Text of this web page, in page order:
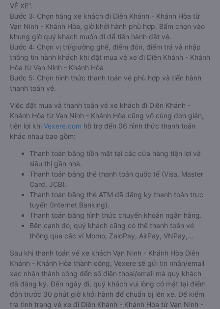
VÉ XE”.
Bước 3: Chọn hãng xe khách đi Diên Khánh - Khánh Hòa từ
Vạn Ninh - Khánh Hòa, giờ khởi hành phù hợp. Bấm chọn vào
khung giờ quý khách muốn đi để tiến hành đặt vé.
Bước 4: Chọn vị trí/giường ghế, điểm đón, điểm trả và nhập
thông tin hành khách khi đặt mua vé xe đi Diên Khánh - Khánh
Hòa từ Vạn Ninh - Khánh Hòa
Bước 5: Chọn hình thức thanh toán vé phù hợp và tiến hành
thanh toán vé.
Việc đặt mua và thanh toán vé xe khách đi Diên Khánh -
Khánh Hòa từ Vạn Ninh - Khánh Hòa cũng vô cùng đơn giản,
tiện lợi khi Vexere.com hỗ trợ đến 06 hình thức thanh toán
khác nhau bao gồm:
Thanh toán bằng tiền mặt tại các cửa hàng tiện lợi và
siêu thị gần nhà.
Thanh toán bằng thẻ thanh toán quốc tế (Visa, Master
Card, JCB).
Thanh toán bằng thẻ ATM đã đăng ký thanh toán trực
tuyến (Internet Banking).
Thanh toán bằng hình thức chuyển khoản ngân hàng.
Bên cạnh đó, quý khách cũng có thể thanh toán vé
thông qua các ví Momo, ZaloPay, AirPay, VNPay,…
Sau khi thanh toán vé xe khách Vạn Ninh - Khánh Hòa Diên
Khánh - Khánh Hòa thành công, Vexere sẽ gửi tin nhắn/email
xác nhận thành công đến số điện thoại/email mà quý khách
đã đăng ký. Đến ngày đi, quý khách vui lòng có mặt tại điểm
đón trước 30 phút giờ khởi hành để chuẩn bị lên xe. Để kiểm
tra tình trạng vé xe đi Diên Khánh - Khánh Hòa từ Vạn Ninh -